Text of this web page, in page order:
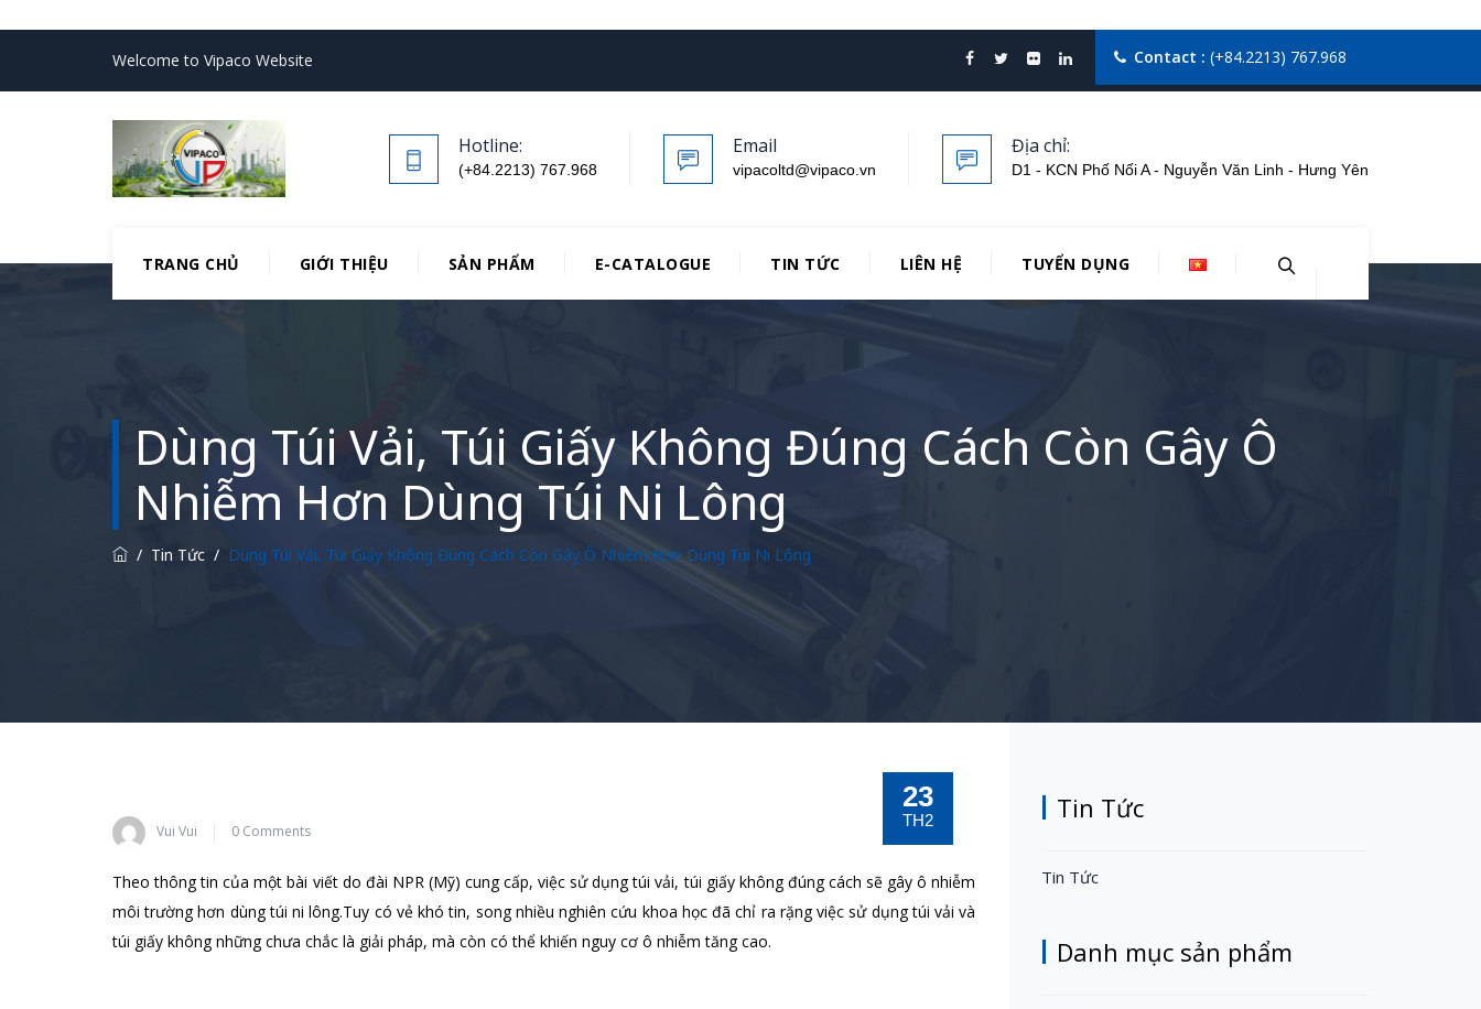
Welcome to Vipaco Website Contact : (+84.2213) 767.968
Hotline:
(+84.2213) 767.968
Email
vipacoltd@vipaco.vn
Địa chỉ:
D1 - KCN Phố Nối A - Nguyễn Văn Linh - Hưng Yên
TRANG CHỦ GIỚI THIỆU SẢN PHẨM E-CATALOGUE TIN TỨC LIÊN HỆ TUYỂN DỤNG
Dùng Túi Vải, Túi Giấy Không Đúng Cách Còn Gây Ô
Nhiễm Hơn Dùng Túi Ni Lông
/ Tin Tức / Dùng Túi Vải, Túi Giấy Không Đúng Cách Còn Gây Ô Nhiễm Hơn Dùng Túi Ni Lông
23
TH2
Vui Vui 0 Comments
Theo thông tin của một bài viết do đài NPR (Mỹ) cung cấp, việc sử dụng túi vải, túi giấy không đúng cách sẽ gây ô nhiễm
môi trường hơn dùng túi ni lông.Tuy có vẻ khó tin, song nhiều nghiên cứu khoa học đã chỉ ra rặng việc sử dụng túi vải và
túi giấy không những chưa chắc là giải pháp, mà còn có thể khiến nguy cơ ô nhiễm tăng cao.
Tin Tức
Tin Tức
Danh mục sản phẩm